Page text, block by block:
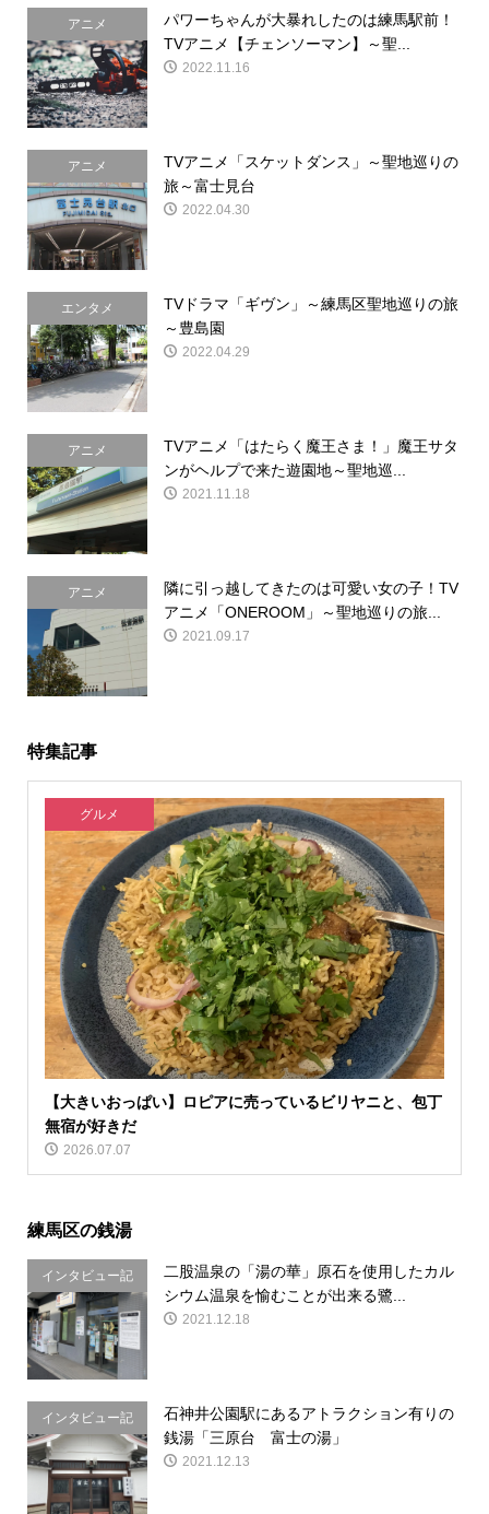
アニメ
パワーちゃんが大暴れしたのは練馬駅前！
TVアニメ【チェンソーマン】～聖...
2022.11.16
アニメ
TVアニメ「スケットダンス」～聖地巡りの
旅～富士見台
2022.04.30
エンタメ
TVドラマ「ギヴン」～練馬区聖地巡りの旅
～豊島園
2022.04.29
アニメ
TVアニメ「はたらく魔王さま！」魔王サタ
ンがヘルプで来た遊園地～聖地巡...
2021.11.18
アニメ
隣に引っ越してきたのは可愛い女の子！TV
アニメ「ONEROOM」～聖地巡りの旅...
2021.09.17
特集記事
グルメ
【大きいおっぱい】ロピアに売っているビリヤニと、包丁
無宿が好きだ
2026.07.07
練馬区の銭湯
インタビュー記
事
二股温泉の「湯の華」原石を使用したカル
シウム温泉を愉むことが出来る鷺...
2021.12.18
インタビュー記
事
石神井公園駅にあるアトラクション有りの
銭湯「三原台 富士の湯」
2021.12.13